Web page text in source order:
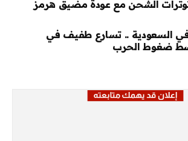
الشحن مع عودة مضيق هرمز
السعودية .. تسارع طفيف في
ضغوط الحرب